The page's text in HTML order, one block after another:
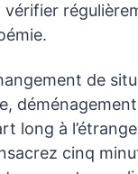
de
long à
cinq